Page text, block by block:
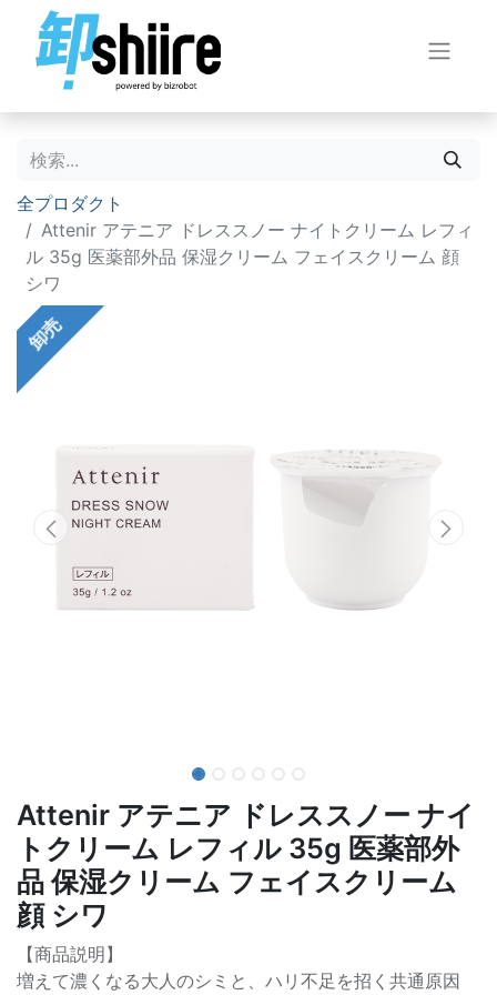
全プロダクト
Attenir アテニア ドレススノー ナイトクリーム レフィ
ル 35g 医薬部外品 保湿クリーム フェイスクリーム 顔
シワ
卸売
Attenir アテニア ドレススノー ナイ
トクリーム レフィル 35g 医薬部外
品 保湿クリーム フェイスクリーム
顔 シワ
【商品説明】
増えて濃くなる大人のシミと、ハリ不足を招く共通原因